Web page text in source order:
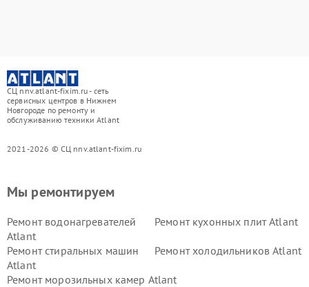
СЦ nnv.atlant-fixim.ru - сеть
сервисных центров в Нижнем
Новгороде по ремонту и
обслуживанию техники Atlant
2021-2026 © СЦ nnv.atlant-fixim.ru
Мы ремонтируем
Ремонт водонагревателей
Atlant
Ремонт кухонных плит Atlant
Ремонт стиральных машин
Atlant
Ремонт холодильников Atlant
Ремонт морозильных камер Atlant